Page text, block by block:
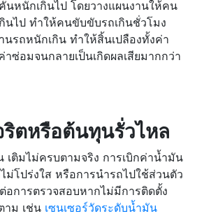
นหนักเกินไป โดยวางแผนงานให้คน
นไป ทำให้คนขับขับรถเกินชั่วโมง
นรถหนักเกิน ทำให้สิ้นเปลืองทั้งค่า
าซ่อมจนกลายเป็นเกิดผลเสียมากกว่า
ริตหรือต้นทุนรั่วไหล
เติมไม่ครบตามจริง การเบิกค่าน้ำมัน
ม่โปร่งใส หรือการนำรถไปใช้ส่วนตัว
อการตรวจสอบหากไม่มีการติดตั้ง
ม เช่น เซนเซอร์วัดระดับน้ำมัน